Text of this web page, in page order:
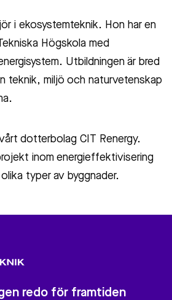
i ekosystemteknik. Hon har en
Högskola med
Utbildningen är bred
teknik, miljö och naturvetenskap
dotterbolag CIT Renergy.
inom energieffektivisering
typer av byggnader.
redo för framtiden